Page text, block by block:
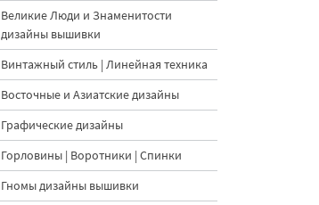
Великие Люди и Знаменитости
дизайны вышивки
Винтажный стиль | Линейная техника
Восточные и Азиатские дизайны
Графические дизайны
Горловины | Воротники | Спинки
Гномы дизайны вышивки